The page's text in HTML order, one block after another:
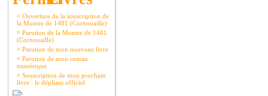
¤ Ouverture de la souscription de
la Montre de 1481 (Cornouaille)
¤ Parution de la Montre de 1481
(Cornouaille)
¤ Parution de mon nouveau livre
¤ Parution de mon roman
numérique
¤ Souscription de mon prochain
livre : le dépliant officiel